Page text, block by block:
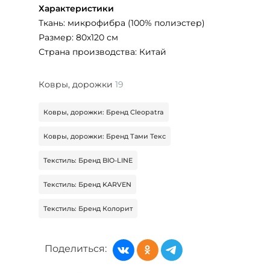
Характеристики
Ткань: микрофибра (100% полиэстер)
Размер: 80х120 см
Страна производства: Китай
Ковры, дорожки 19
Ковры, дорожки: Бренд Cleopatra
Ковры, дорожки: Бренд Тами Текс
Текстиль: Бренд BIO-LINE
Текстиль: Бренд KARVEN
Текстиль: Бренд Колорит
Поделиться: